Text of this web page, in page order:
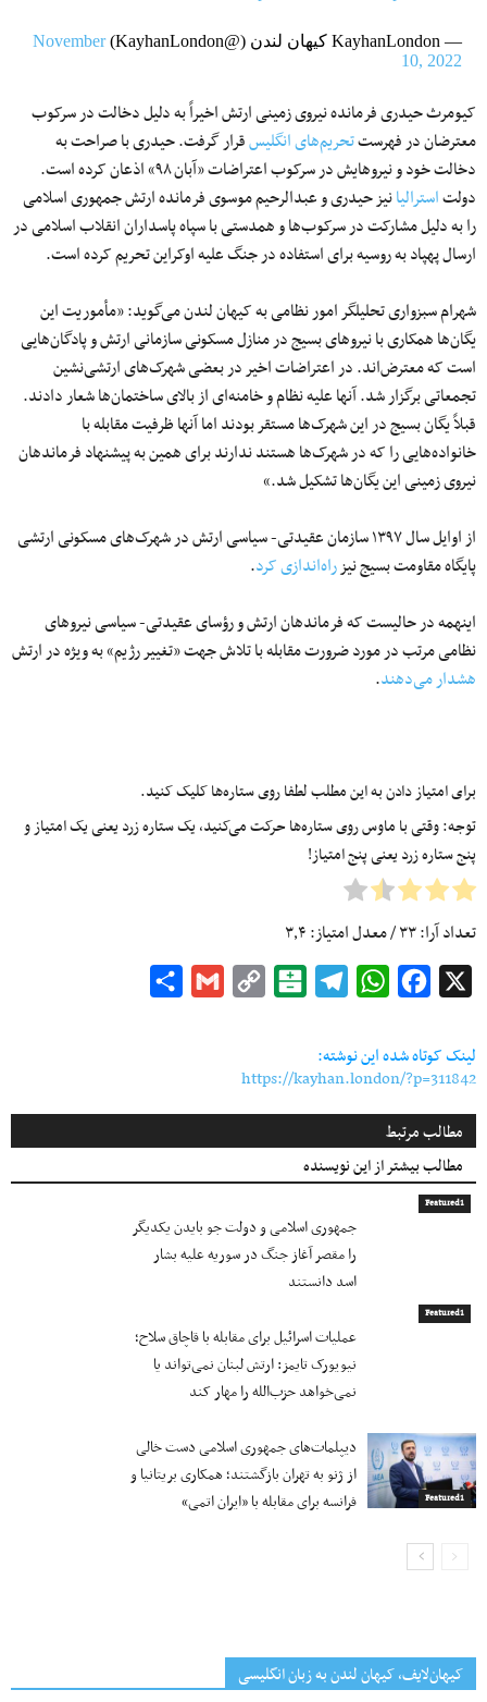
— KayhanLondon کیهان لندن (@KayhanLondon)
November
10, 2022
کیومرث حیدری فرمانده نیروی زمینی ارتش اخیراً به دلیل دخالت در سرکوب
معترضان در فهرستتحریم‌های انگلیسقرار گرفت. حیدری با صراحت به
دخالت خود و نیروهایش در سرکوب اعتراضات «آبان ۹۸» اذعان کرده است.
دولتاسترالیانیز حیدری و عبدالرحیم موسوی فرمانده ارتش جمهوری اسلامی
را به دلیل مشارکت در سرکوب‌ها و همدستی با سپاه پاسداران انقلاب اسلامی در
ارسال پهپاد به روسیه برای استفاده در جنگ علیه اوکراین تحریم کرده است.
شهرام سبزواری تحلیلگر امور نظامی به کیهان لندن می‌گوید: «مأموریت این
یگان‌ها همکاری با نیروهای بسیج در منازل مسکونی سازمانی ارتش و پادگان‌هایی
است که معترض‌اند. در اعتراضات اخیر در بعضی شهرک‌های ارتشی‌نشین
تجمعاتی برگزار شد. آنها علیه نظام و خامنه‌ای از بالای ساختمان‌ها شعار دادند.
قبلاً یگان بسیج در این شهرک‌ها مستقر بودند اما آنها ظرفیت مقابله با
خانواده‌هایی را که در شهرک‌ها هستند ندارند برای همین به پیشنهاد فرماندهان
نیروی زمینی این یگان‌ها تشکیل شد.»
از اوایل سال ۱۳۹۷ سازمان عقیدتی- سیاسی ارتش در شهرک‌های مسکونی ارتشی
پایگاه مقاومت بسیج نیزراه‌اندازی کرد.
اینهمه در حالیست که فرماندهان ارتش و رؤسای عقیدتی- سیاسی نیروهای
نظامی مرتب در مورد ضرورت مقابله با تلاش جهت «تغییر رژیم» به ویژه در ارتش
هشدار می‌دهند.
برای امتیاز دادن به این مطلب لطفا روی ستاره‌ها کلیک کنید.
توجه: وقتی با ماوس روی ستاره‌ها حرکت می‌کنید، یک ستاره زرد یعنی یک امتیاز و
پنج ستاره زرد یعنی پنج امتیاز!
تعداد آرا:۳۳/ معدل امتیاز:۳٫۴
Facebook
WhatsApp
Telegram
Balatarin
Copy
Gmail
لینک کوتاه شده این نوشته:
https://kayhan.london/?p=311842
مطالب مرتبط
مطالب بیشتر از این نویسنده
Featured1
جمهوری اسلامی و دولت جو بایدن یکدیگر
را مقصر آغاز جنگ در سوریه علیه بشار
اسد دانستند
Featured1
عملیات اسرائیل برای مقابله با قاچاق سلاح؛
نیویورک تایمز: ارتش لبنان نمی‌تواند یا
نمی‌خواهد حزب‌الله را مهار کند
Featured1
دیپلمات‌های جمهوری اسلامی دست خالی
از ژنو به تهران بازگشتند؛ همکاری بریتانیا و
فرانسه برای مقابله با «ایران اتمی»
کیهان‌لایف، کیهان لندن به زبان انگلیسی